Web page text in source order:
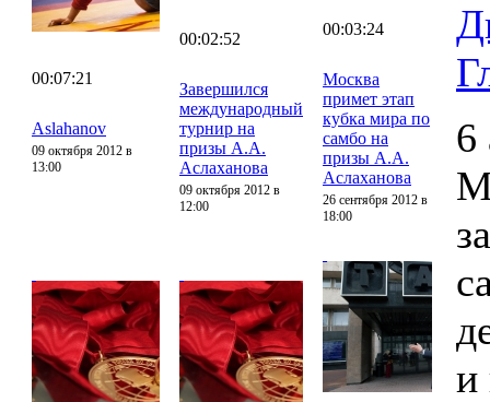
00:07:21
Aslahanov
09 октября 2012 в
13:00
00:02:52
Завершился
международный
турнир на
призы А.А.
Аслаханова
09 октября 2012 в
12:00
00:03:24
Москва
примет этап
кубка мира по
самбо на
призы А.А.
Аслаханова
26 сентября 2012 в
18:00
6
и